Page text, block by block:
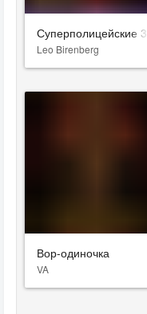
Суперполицейские 3
Leo Birenberg
Вор-одиночка
VA